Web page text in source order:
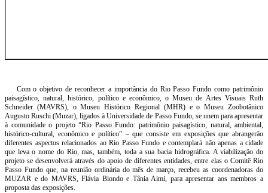
Com o objetivo de reconhecer a importância do Rio Passo Fundo como patrimônio
paisagístico, natural, histórico, político e econômico, o Museu de Artes Visuais Ruth
Schneider (MAVRS), o Museu Histórico Regional (MHR) e o Museu Zoobotânico
Augusto Ruschi (Muzar), ligados à Universidade de Passo Fundo, se unem para apresentar
à comunidade o projeto “Rio Passo Fundo: patrimônio paisagístico, natural, ambiental,
histórico-cultural, econômico e político” – que consiste em exposições que abrangerão
diferentes aspectos relacionados ao Rio Passo Fundo e contemplará não apenas a cidade
que leva o nome do Rio, mas, também, toda a sua bacia hidrográfica. A viabilização do
projeto se desenvolverá através do apoio de diferentes entidades, entre elas o Comitê Rio
Passo Fundo que, na reunião ordinária do mês de março, recebeu as coordenadoras do
MUZAR e do MAVRS, Flávia Biondo e Tânia Aimi, para apresentar aos membros a
proposta das exposições.